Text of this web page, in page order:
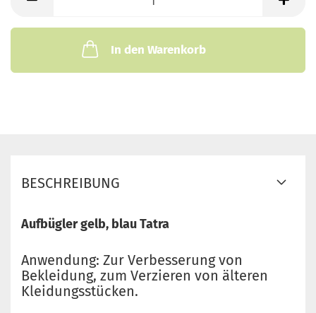
In den Warenkorb
BESCHREIBUNG
Aufbügler gelb, blau Tatra
Anwendung: Zur Verbesserung von
Bekleidung, zum Verzieren von älteren
Kleidungsstücken.